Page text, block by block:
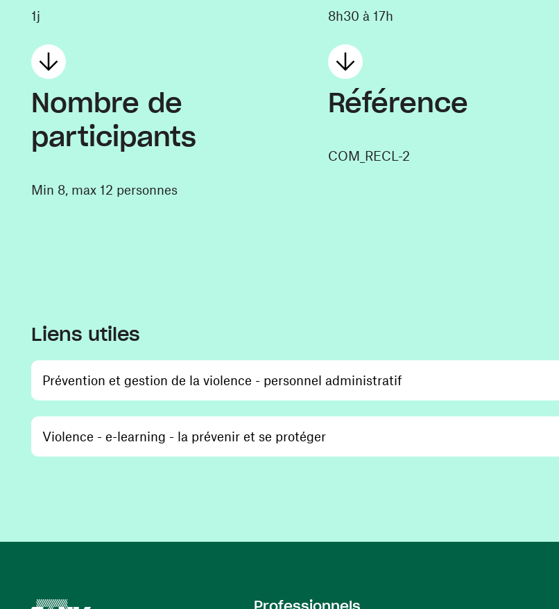
1j 8h30 à 17h
Nombre de
participants
Min 8, max 12 personnes
Référence
COM_RECL-2
Liens utiles
Prévention et gestion de la violence - personnel administratif(ouvre une nouvelle fenêtre)
Violence - e-learning - la prévenir et se protéger(ouvre une nouvelle fenêtre)